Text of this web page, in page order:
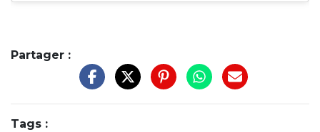
Partager :
Tags :